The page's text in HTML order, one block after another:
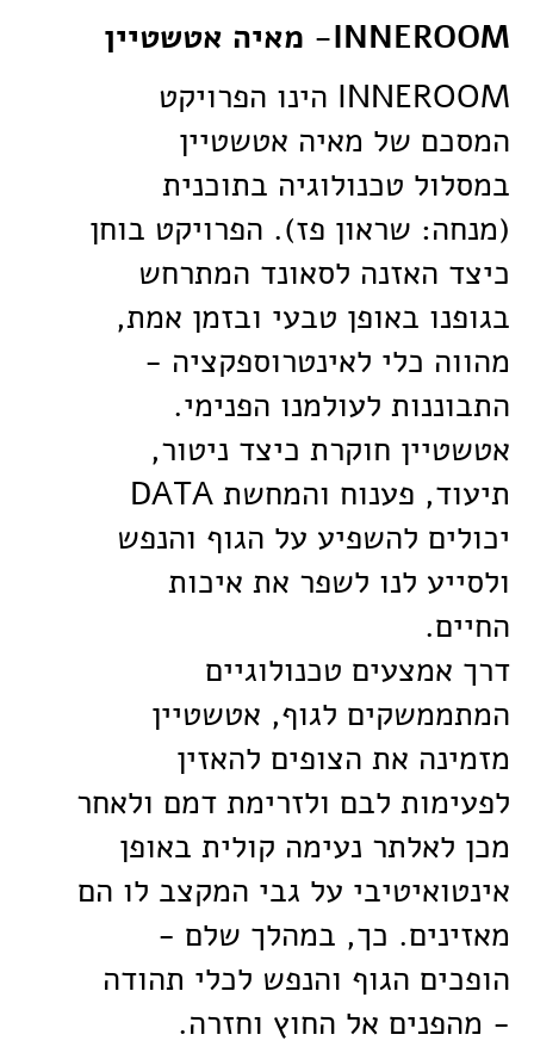
INNEROOM- מאיה אטשטיין
INNEROOM הינו הפרויקט
המסכם של מאיה אטשטיין
במסלול טכנולוגיה בתוכנית
(מנחה: שראון פז). הפרויקט בוחן
כיצד האזנה לסאונד המתרחש
בגופנו באופן טבעי ובזמן אמת,
מהווה כלי לאינטרוספקציה -
התבוננות לעולמנו הפנימי.
אטשטיין חוקרת כיצד ניטור,
תיעוד, פענוח והמחשת DATA
יכולים להשפיע על הגוף והנפש
ולסייע לנו לשפר את איכות
החיים.
דרך אמצעים טכנולוגיים
המתממשקים לגוף, אטשטיין
מזמינה את הצופים להאזין
לפעימות לבם ולזרימת דמם ולאחר
מכן לאלתר נעימה קולית באופן
אינטואיטיבי על גבי המקצב לו הם
מאזינים. כך, במהלך שלם -
הופכים הגוף והנפש לכלי תהודה
- מהפנים אל החוץ וחזרה.